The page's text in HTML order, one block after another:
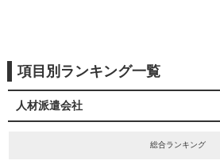
項目別ランキング一覧
人材派遣会社
総合ランキング